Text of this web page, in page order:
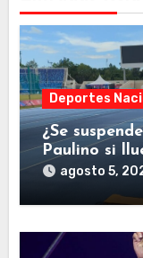
Deportes
¿Se
Paulino si
agosto 5,